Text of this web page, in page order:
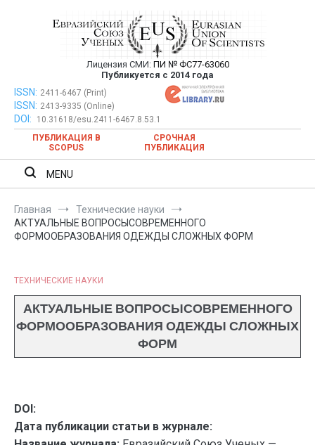
Евразийский Союз Ученых —
публикация научных статей в
ежемесячном научном журнале
Лицензия СМИ: ПИ № ФС77-63060
Публикуется с 2014 года
Евразийский Союз Ученых — публикация научных статей в
ежемесячном научном журнале
ISSN: 2411-6467 (Print)
ISSN: 2413-9335 (Online)
DOI:
10.31618/esu.2411-6467.8.53.1
ПУБЛИКАЦИЯ В
SCOPUS
СРОЧНАЯ
ПУБЛИКАЦИЯ
MENU
Главная
Технические науки
АКТУАЛЬНЫЕ ВОПРОСЫСОВРЕМЕННОГО
ФОРМООБРАЗОВАНИЯ ОДЕЖДЫ СЛОЖНЫХ ФОРМ
ТЕХНИЧЕСКИЕ НАУКИ
АКТУАЛЬНЫЕ ВОПРОСЫСОВРЕМЕННОГО
ФОРМООБРАЗОВАНИЯ ОДЕЖДЫ СЛОЖНЫХ
ФОРМ
DOI:
Дата публикации статьи в журнале: